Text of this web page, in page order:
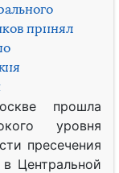
принял
прошла
уровня
пресечения
Центральной